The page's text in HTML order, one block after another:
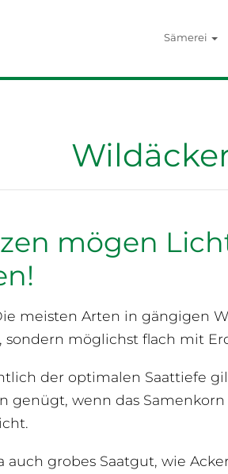
Sämerei
mögen
meisten Arten in gängigen
sondern möglichst flach mit
der optimalen Saattiefe
genügt, wenn das
auch grobes Saatgut, wie